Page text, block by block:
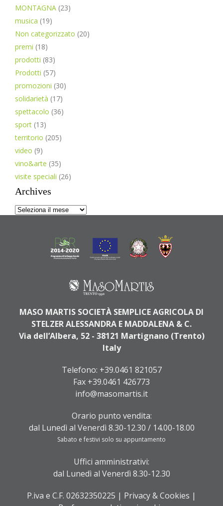
MONTAGNA (23)
musica (19)
Non categorizzato (20)
premi (18)
prodotti (83)
Prodotti (57)
promozioni (30)
solidarietà (17)
spettacolo (36)
sport (13)
territorio (205)
video (9)
vino&arte (35)
visite speciali (26)
Archives
Archives
MASO MARTIS SOCIETÀ SEMPLICE AGRICOLA DI
STELZER ALESSANDRA E MADDALENA & C.
Via dell’Albera, 52 - 38121 Martignano (Trento)
Italy
Telefono: +39.0461 821057
Fax +39.0461 426773
info@masomartis.it
Orario punto vendita:
dal Lunedì al Venerdì 8.30-12.30 / 14.00-18.00
Sabato e festivi solo su appuntamento
Uffici amministrativi:
dal Lunedì al Venerdì 8.30-12.30
P.iva e C.F. 02632350225 | Privacy & Cookies |